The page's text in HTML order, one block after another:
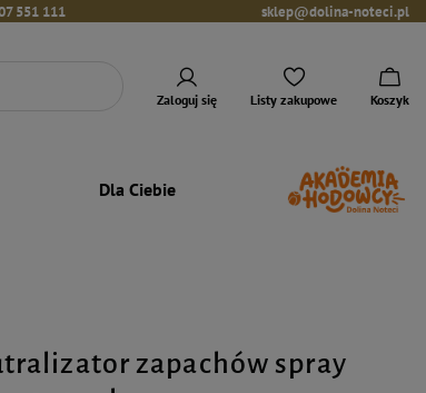
551 111 sklep@dolina-noteci.pl
Zaloguj się Listy zakupowe Koszyk
Dla Ciebie
zapachów spray